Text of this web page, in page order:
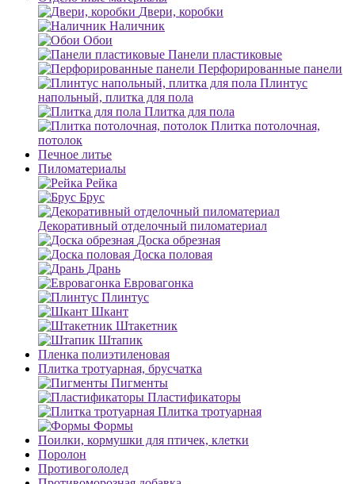
Двери, коробки
Наличник
Обои
Панели пластиковые
Перфорированные панели
Плинтус
напольный, плитка для пола
Плитка для пола
Плитка потолочная,
потолок
Печное литье
Пиломатериалы
Рейка
Брус
Декоративный отделочный пиломатериал
Доска обрезная
Доска половая
Дрань
Евровагонка
Плинтус
Шкант
Штакетник
Штапик
Пленка полиэтиленовая
Плитка тротуарная, брусчатка
Пигменты
Пластификаторы
Плитка тротуарная
Формы
Поилки, кормушки для птичек, клетки
Поролон
Противогололед